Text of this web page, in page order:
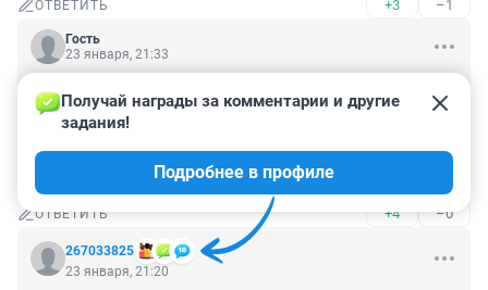
ОТВЕТИТЬ +3 –1
Гость
23 января, 21:33
щас штраф за выделенку?
А почему 7 машин на выделенке?
Потому что от горького до машарова нет ни одной
ОТВЕТИТЬ +4 –0
267033825
Получай награды за комментарии и другие
задания!
Подробнее в профиле
23 января, 21:20